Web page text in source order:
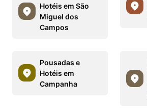
Hotéis em São
Miguel dos
Campos
Pousadas e
Hotéis em
Campanha